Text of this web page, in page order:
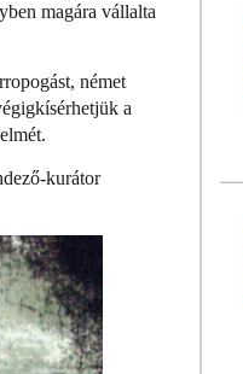
magára vállalta
német
a
kurátor